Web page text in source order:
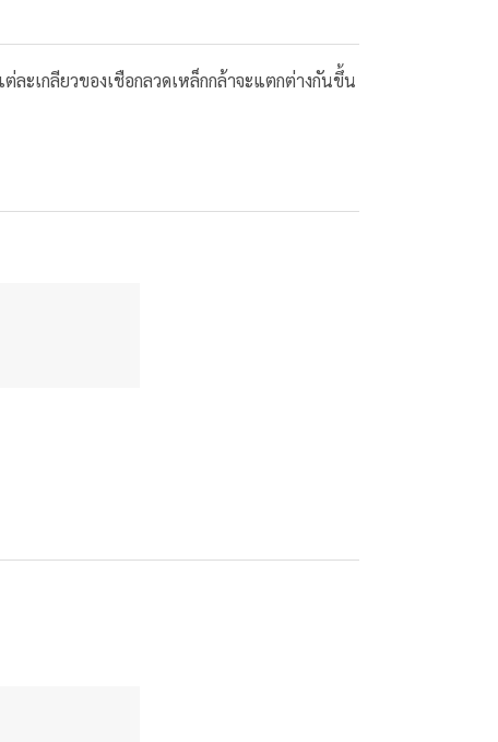
ะเกลียวของเชือกลวดเหล็กกล้าจะแตกต่างกันขึ้น